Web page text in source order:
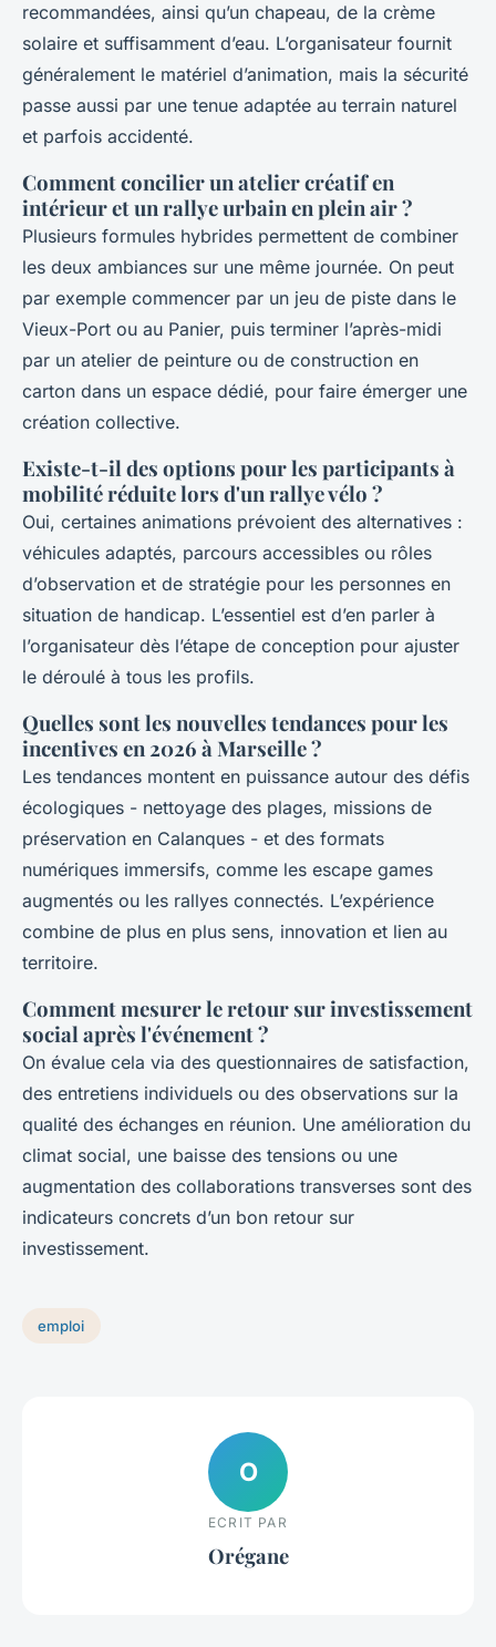
recommandées, ainsi qu’un chapeau, de la crème
solaire et suffisamment d’eau. L’organisateur fournit
généralement le matériel d’animation, mais la sécurité
passe aussi par une tenue adaptée au terrain naturel
et parfois accidenté.
Comment concilier un atelier créatif en
intérieur et un rallye urbain en plein air ?
Plusieurs formules hybrides permettent de combiner
les deux ambiances sur une même journée. On peut
par exemple commencer par un jeu de piste dans le
Vieux-Port ou au Panier, puis terminer l’après-midi
par un atelier de peinture ou de construction en
carton dans un espace dédié, pour faire émerger une
création collective.
Existe-t-il des options pour les participants à
mobilité réduite lors d'un rallye vélo ?
Oui, certaines animations prévoient des alternatives :
véhicules adaptés, parcours accessibles ou rôles
d’observation et de stratégie pour les personnes en
situation de handicap. L’essentiel est d’en parler à
l’organisateur dès l’étape de conception pour ajuster
le déroulé à tous les profils.
Quelles sont les nouvelles tendances pour les
incentives en 2026 à Marseille ?
Les tendances montent en puissance autour des défis
écologiques - nettoyage des plages, missions de
préservation en Calanques - et des formats
numériques immersifs, comme les escape games
augmentés ou les rallyes connectés. L’expérience
combine de plus en plus sens, innovation et lien au
territoire.
Comment mesurer le retour sur investissement
social après l'événement ?
On évalue cela via des questionnaires de satisfaction,
des entretiens individuels ou des observations sur la
qualité des échanges en réunion. Une amélioration du
climat social, une baisse des tensions ou une
augmentation des collaborations transverses sont des
indicateurs concrets d’un bon retour sur
investissement.
emploi
O
ECRIT PAR
Orégane